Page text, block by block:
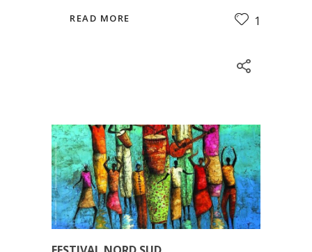
READ MORE 1